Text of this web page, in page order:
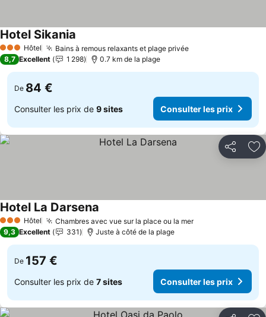
3 ÉtoilesHôtel Bains à remous relaxants et plage privéeConsulter les
Hotel Sikania
8,7 Excellent 1 298 0.7 km de la plage
De 84 €
Consulter les prix de 9 sites Consulter les prix
Partager
3 ÉtoilesHôtel Chambres avec vue sur la place ou la merConsulter les
Hotel La Darsena
9,3 Excellent 331 Juste à côté de la plage
De 157 €
Consulter les prix de 7 sites Consulter les prix